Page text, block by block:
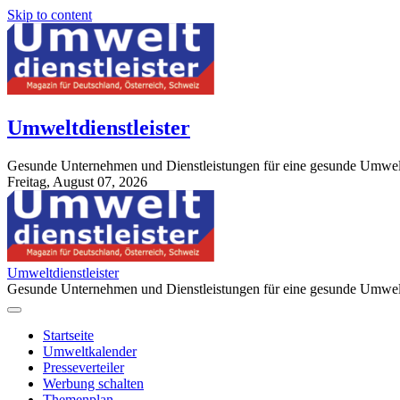
Skip to content
Umweltdienstleister
Gesunde Unternehmen und Dienstleistungen für eine gesunde
Freitag, August 07, 2026
StuttgartApotheke.com
Umweltdienstleister
Gesunde Unternehmen und Dienstleistungen für eine gesunde
Startseite
Umweltkalender
Presseverteiler
Werbung schalten